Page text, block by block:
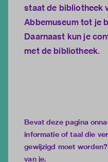
staat de bibliotheek
Abbemuseumtot je
Daarnaast kun je
met de bibliotheek.
Bevat deze pagina
informatie of taal die
gewijzigd moet worden?
van je.